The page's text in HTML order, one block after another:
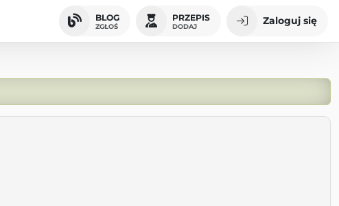
BLOG
ZGŁOŚ
PRZEPIS
DODAJ Zaloguj się